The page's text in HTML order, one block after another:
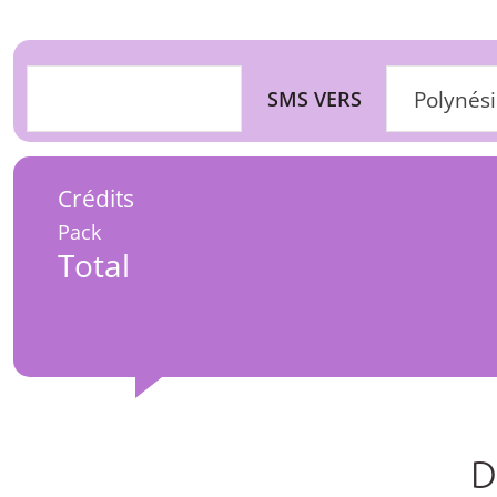
SMS VERS
Crédits
Pack
Total